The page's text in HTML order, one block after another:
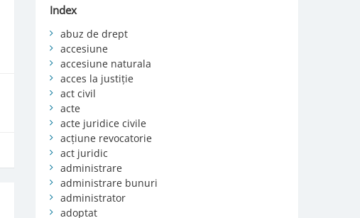
Index
abuz de drept
accesiune
accesiune naturala
acces la justiție
act civil
acte
acte juridice civile
acțiune revocatorie
act juridic
administrare
administrare bunuri
administrator
adoptat